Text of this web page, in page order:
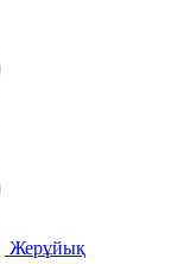
Жерұйық